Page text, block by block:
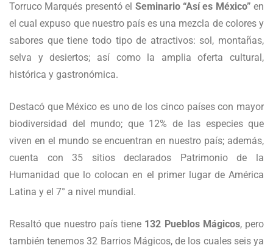
Torruco Marqués presentó el Seminario “Así es México” en
el cual expuso que nuestro país es una mezcla de colores y
sabores que tiene todo tipo de atractivos: sol, montañas,
selva y desiertos; así como la amplia oferta cultural,
histórica y gastronómica.
Destacó que México es uno de los cinco países con mayor
biodiversidad del mundo; que 12% de las especies que
viven en el mundo se encuentran en nuestro país; además,
cuenta con 35 sitios declarados Patrimonio de la
Humanidad que lo colocan en el primer lugar de América
Latina y el 7° a nivel mundial.
Resaltó que nuestro país tiene 132 Pueblos Mágicos, pero
también tenemos 32 Barrios Mágicos, de los cuales seis ya